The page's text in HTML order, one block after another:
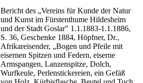
Bericht des „Vereins für Kunde der Natur
und Kunst im Fürstenthume Hildesheim
und der Stadt Goslar" 1.1.1883-1.1.1886,
S. 36, Geschenke 1884, Höpfner, Dr.,
Afrikareisender, „Bogen und Pfeile mit
eisernen Spitzen und Federn, eiserne
Armspangen, Lanzenspitze, Dolch,
Wurfkeule, Perlenstickereien, ein Gefäß